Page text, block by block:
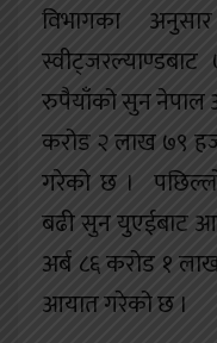
विभागका
रुपैयाँको सुन नेपाल
करोड २ लाख ७९
गरेको छ ।
बढी सुन युएईबाट
अर्ब ८६ करोड १
आयात गरेको छ ।